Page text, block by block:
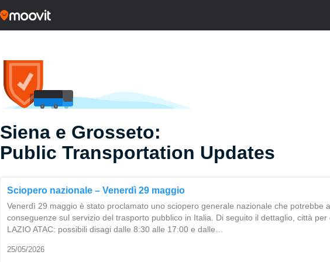
Siena e Grosseto:
Public Transportation Updates
Sciopero nazionale – Venerdì 29 maggio
Venerdì 29 maggio è stato proclamato uno sciopero generale nazionale che potrebbe
conseguenze sul servizio del trasporto pubblico in Italia. Di seguito il dettaglio, città per
LAZIO ATAC: possibili disagi dalle 8:30 alle 17:00 e dalle…
25/05/2026